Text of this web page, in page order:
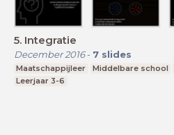
5. Integratie
December 2016- 7 slides
Maatschappijleer Middelbare school
Leerjaar 3-6